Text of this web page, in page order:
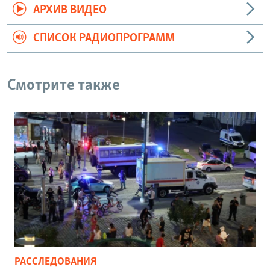
АРХИВ ВИДЕО
СПИСОК РАДИОПРОГРАММ
Смотрите также
РАССЛЕДОВАНИЯ